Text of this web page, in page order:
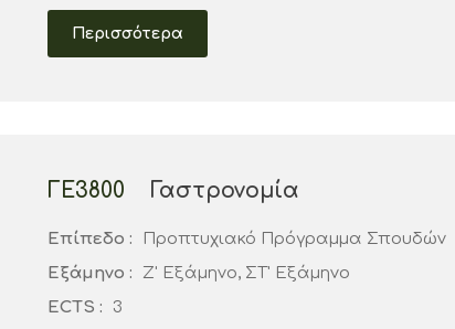
Περισσότερα
ΓΕ3800 Γαστρονομία
Επίπεδο :
Προπτυχιακό Πρόγραμμα Σπουδών
Εξάμηνο :
Ζ' Εξάμηνο, ΣΤ' Εξάμηνο
ECTS :
3